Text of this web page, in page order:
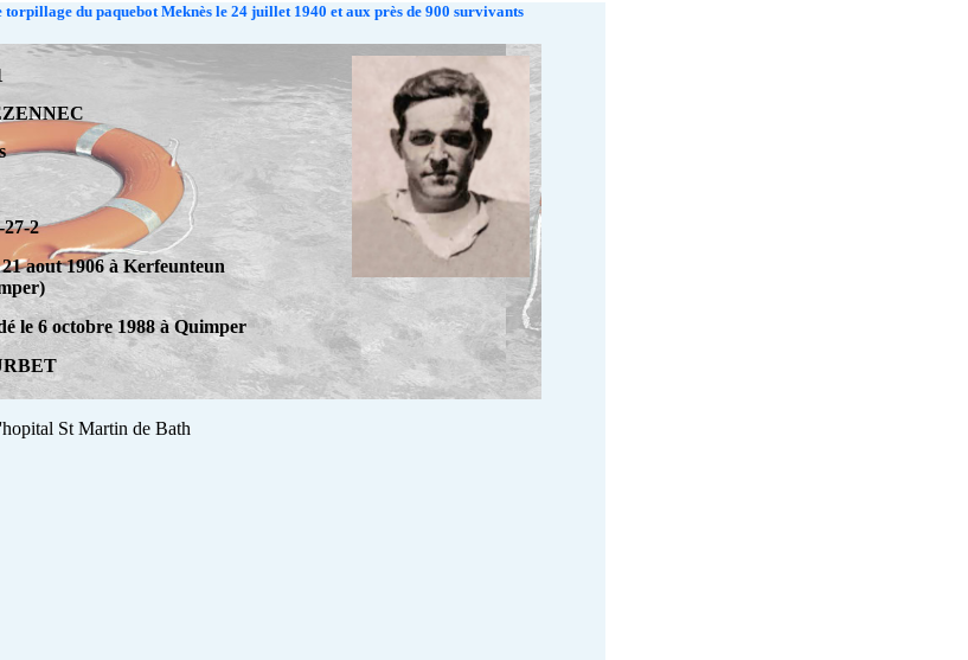
du paquebot Meknès le 24 juillet 1940 et aux près de 900 survivants
27-2
aout 1906 à Kerfeunteun
le 6 octobre 1988 à Quimper
St Martin de Bath